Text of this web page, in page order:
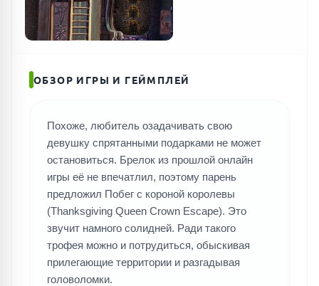
ПОИСК ИГР
ОБЗОР ИГРЫ И ГЕЙМПЛЕЙ
Похоже, любитель озадачивать свою
девушку спрятанными подарками не может
остановиться. Брелок из прошлой онлайн
игры её не впечатлил, поэтому парень
предложил Побег с короной королевы
(Thanksgiving Queen Crown Escape). Это
звучит намного солидней. Ради такого
трофея можно и потрудиться, обыскивая
прилегающие территории и разгадывая
головоломки.